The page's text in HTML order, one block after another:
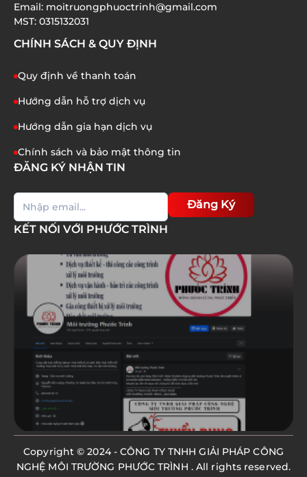
Email: moitruongphuoctrinh@gmail.com
MST: 0315132031
CHÍNH SÁCH & QUY ĐỊNH
Quy định về thanh toán
Hướng dẫn hỗ trợ dịch vụ
Hướng dẫn gia hạn dịch vụ
Chính sách và bảo mật thông tin
ĐĂNG KÝ NHẬN TIN
Đăng Ký
KẾT NỐI VỚI PHƯỚC TRÌNH
Copyright © 2024 -CÔNG TY TNHH GIẢI PHÁP CÔNG
NGHỆ MÔI TRƯỜNG PHƯỚC TRÌNH . All rights reserved.